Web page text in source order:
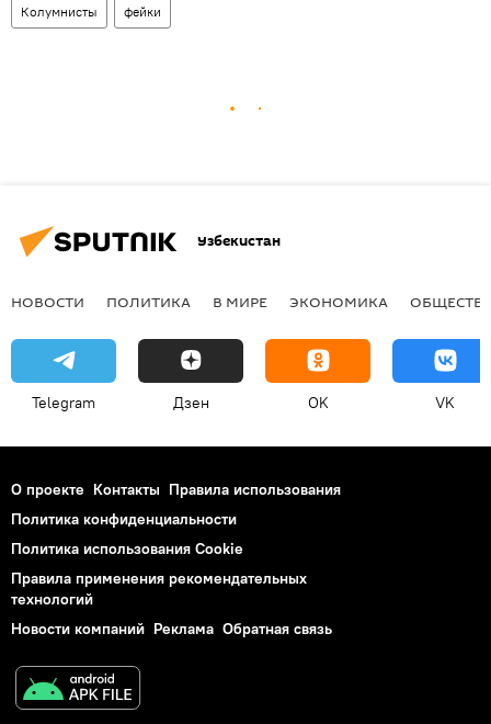
Колумнисты фейки
Узбекистан
НОВОСТИ ПОЛИТИКА В МИРЕ ЭКОНОМИКА
Telegram Дзен OK VK
О проекте Контакты Правила использования
Политика конфиденциальности
Политика использования Cookie
Правила применения рекомендательных
технологий
Новости компаний Реклама Обратная связь